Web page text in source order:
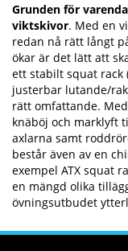
Grunden för
viktskivor. Med en
redan nå rätt långt
ökar är det lätt att
ett stabilt squat rack
justerbar lutande/
rätt omfattande.
knäböj och marklyft
axlarna samt
består även av en
exempel ATX squat
en mängd olika
övningsutbudet